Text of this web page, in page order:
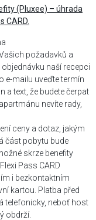
(Pluxee) – úhrada
CARD.
požadavků a
naší recepci
e-mailu uveďte termín
a text, že budete čerpat
nevíte rady,
ceny a dotaz, jakým
část pobytu bude
skrze benefity
Pass CARD
i bezkontaktním
kartou. Platba před
telefonicky, neboť host
obdrží.